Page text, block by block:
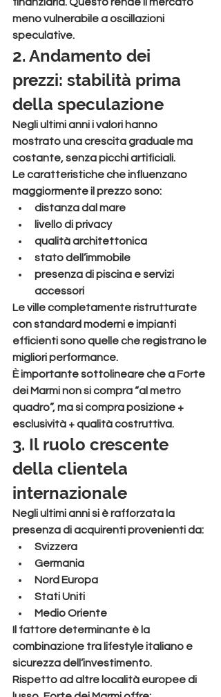
meno vulnerabile a oscillazioni
speculative.
2. Andamento dei
prezzi: stabilità prima
della speculazione
Negli ultimi anni i valori hanno
mostrato una crescita graduale ma
costante, senza picchi artificiali.
Le caratteristiche che influenzano
maggiormente il prezzo sono:
distanza dal mare
livello di privacy
qualità architettonica
stato dell’immobile
presenza di piscina e servizi
accessori
Le ville completamente ristrutturate
con standard moderni e impianti
efficienti sono quelle che registrano le
migliori performance.
È importante sottolineare che a Forte
dei Marmi non si compra “al metro
quadro”, ma si compra posizione +
esclusività + qualità costruttiva.
3. Il ruolo crescente
della clientela
internazionale
Negli ultimi anni si è rafforzata la
presenza di acquirenti provenienti da:
Svizzera
Germania
Nord Europa
Stati Uniti
Medio Oriente
Il fattore determinante è la
combinazione tra lifestyle italiano e
sicurezza dell’investimento.
Rispetto ad altre località europee di